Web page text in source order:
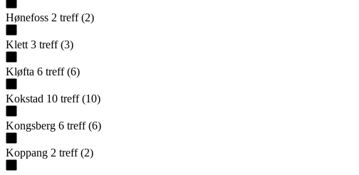
Hønefoss 2 treff (2)
Klett 3 treff (3)
Kløfta 6 treff (6)
Kokstad 10 treff (10)
Kongsberg 6 treff (6)
Koppang 2 treff (2)